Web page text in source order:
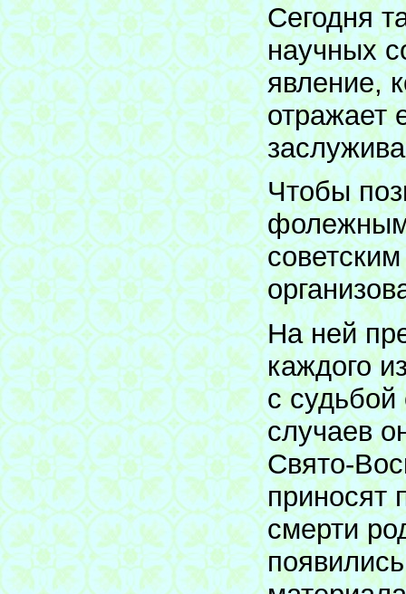
Сегодня
научных
явление,
отражает
Чтобы
На ней
каждого
с
случаев
Свято-
приносят
смерти